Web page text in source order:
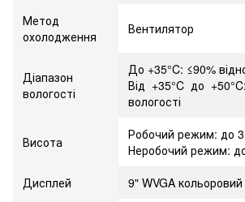
Метод
охолодження
Вентилятор
Діапазон
вологості
До +35°C: ≤90%
Від +35°C до
вологості
Висота
Робочий режим: до
Неробочий режим:
Дисплей
9" WVGA